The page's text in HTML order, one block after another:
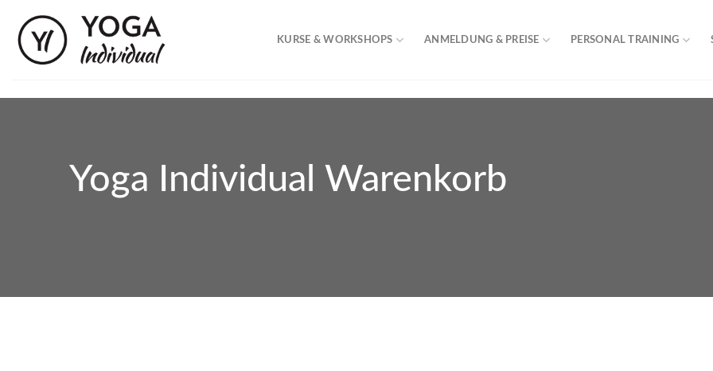
content
KURSE & WORKSHOPS ANMELDUNG & PREISE PERSONAL TRAINING
Yoga Individual Warenkorb